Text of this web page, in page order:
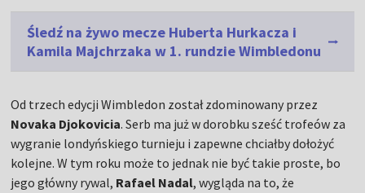
Śledź na żywo mecze Huberta Hurkacza i
Kamila Majchrzaka w 1. rundzie Wimbledonu
Od trzech edycji Wimbledon został zdominowany przez
Novaka Djokovicia. Serb ma już w dorobku sześć trofeów za
wygranie londyńskiego turnieju i zapewne chciałby dołożyć
kolejne. W tym roku może to jednak nie być takie proste, bo
jego główny rywal, Rafael Nadal, wygląda na to, że